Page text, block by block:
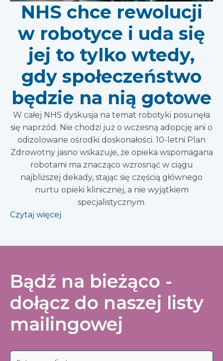
NHS chce rewolucji
w robotyce i uda się
jej to tylko wtedy,
gdy społeczeństwo
będzie na nią gotowe
W całej NHS dyskusja na temat robotyki posunęła
się naprzód. Nie chodzi już o wczesną adopcję ani o
odizolowane ośrodki doskonałości. 10-letni Plan
Zdrowotny jasno wskazuje, że opieka wspomagana
robotami ma znacząco wzrosnąć w ciągu
najbliższej dekady, stając się częścią głównego
nurtu opieki klinicznej, a nie wyjątkiem
specjalistycznym.
Czytaj więcej
Bądź na bieżąco -
dołącz do naszej listy
mailingowej